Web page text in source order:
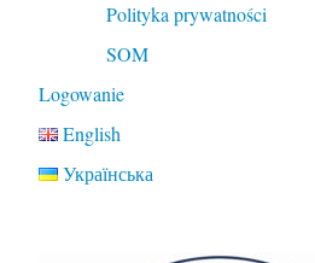
Polityka prywatności
SOM
Logowanie
English
Українська